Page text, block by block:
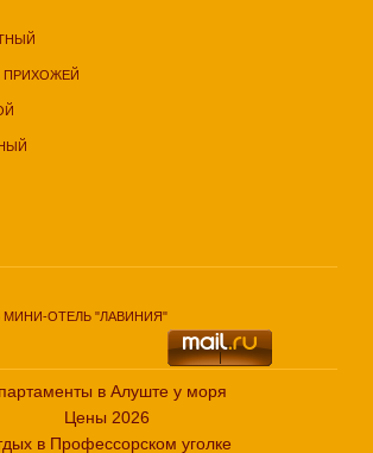
ПРИХОЖЕЙ
МИНИ-ОТЕЛЬ "ЛАВИНИЯ"
в Алуште у моря
Цены 2026
в Профессорском уголке